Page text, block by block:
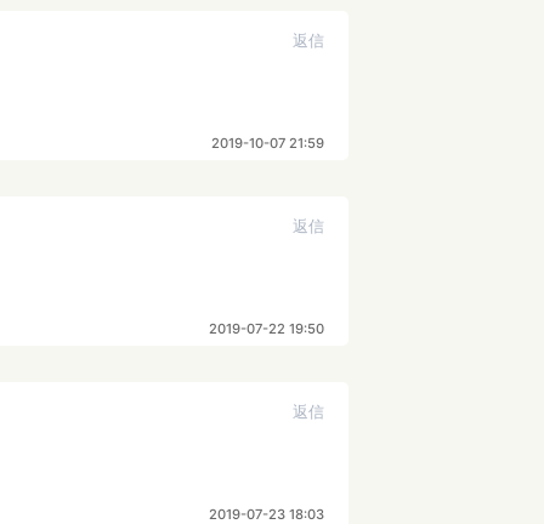
返信
2019-10-07 21:59
返信
2019-07-22 19:50
返信
2019-07-23 18:03